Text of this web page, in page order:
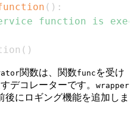
( ) :
function is
( )
関数は、関数func を受け
デコレーターです。 wrapper
にロギング機能を追加しま